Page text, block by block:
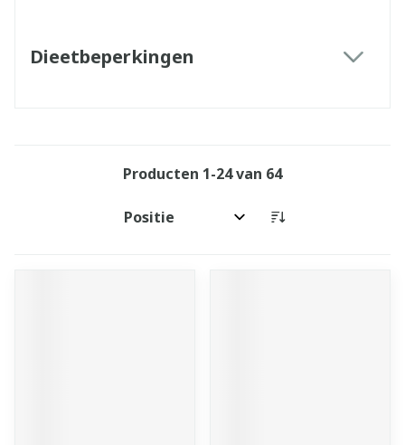
Dieetbeperkingen
Producten 1-24van 64
Sorteer op: